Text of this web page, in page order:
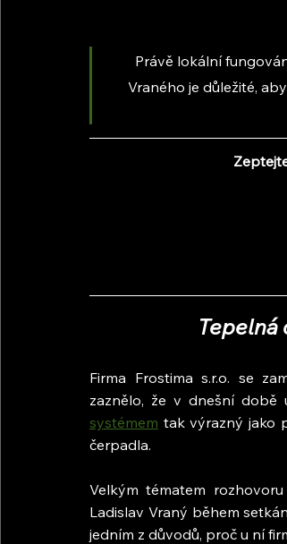
Právě lokální
Vraného je důležité,
Tepelná
Firma Frostima s.r.o. se
zaznělo, že v dnešní době
systémem tak výrazný jako
čerpadla.
Velkým tématem
Ladislav Vraný během
jedním z důvodů, proč u ní